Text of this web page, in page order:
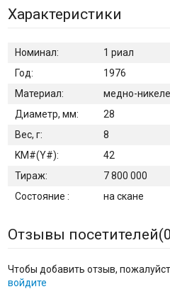
Характеристики
Номинал:
1 риал
Год:
1976
Материал:
медно-
Диаметр, мм:
28
Вес, г:
8
KM#(Y#):
42
Тираж:
7 800 000
Состояние :
на скане
Отзывы посетителей(0
Чтобы добавить отзыв,
войдите